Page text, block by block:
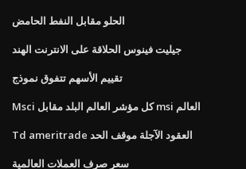
الحلو مقابل النفط الحامض
جيليت فينوس الحلاقة على الانترنت الهند
تقييم الأسهم تتفوق نموذج
Msci كل مؤشر العالم البلد مقابل msi العالم
Td ameritrade العقود الآجلة موقف الحد
سعر صرف العملات العالمية